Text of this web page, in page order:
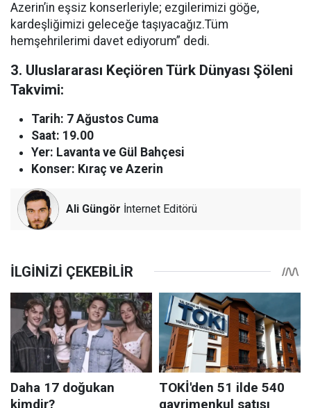
Azerin’in eşsiz konserleriyle; ezgilerimizi göğe,
kardeşliğimizi geleceğe taşıyacağız.Tüm
hemşehrilerimi davet ediyorum” dedi.
3. Uluslararası Keçiören Türk Dünyası Şöleni
Takvimi:
Tarih: 7 Ağustos Cuma
Saat: 19.00
Yer: Lavanta ve Gül Bahçesi
Konser: Kıraç ve Azerin
Ali Güngör İnternet Editörü